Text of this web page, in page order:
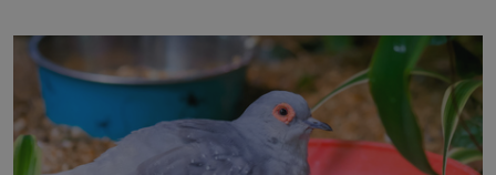
jednoduchost, měkkost a bezpečí, proto by pokoj
miminka měl působit především klidně a útulně.
Předškolní věk je